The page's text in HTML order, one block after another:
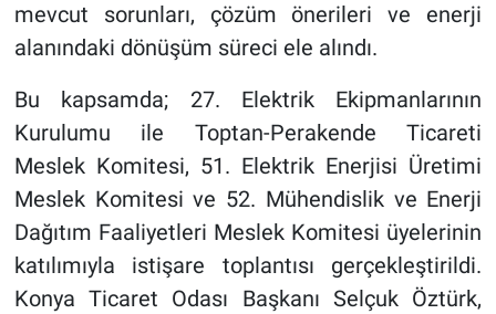
mevcut sorunları, çözüm önerileri ve enerji
alanındaki dönüşüm süreci ele alındı.
Bu kapsamda; 27. Elektrik Ekipmanlarının
Kurulumu ile Toptan-Perakende Ticareti
Meslek Komitesi, 51. Elektrik Enerjisi Üretimi
Meslek Komitesi ve 52. Mühendislik ve Enerji
Dağıtım Faaliyetleri Meslek Komitesi üyelerinin
katılımıyla istişare toplantısı gerçekleştirildi.
Konya Ticaret Odası Başkanı Selçuk Öztürk,